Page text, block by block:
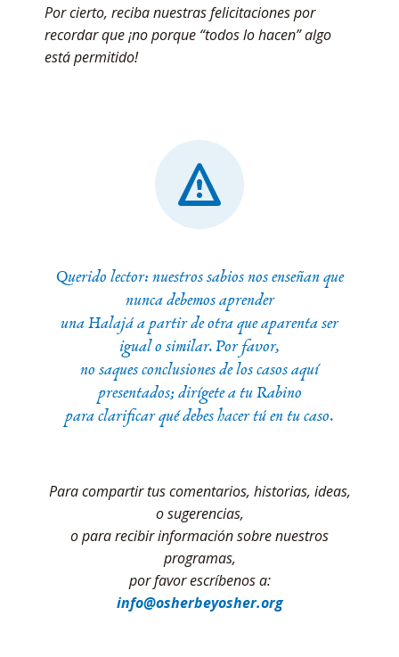
Por cierto, reciba nuestras felicitaciones por
recordar que ¡no porque “todos lo hacen” algo
está permitido!
Querido lector: nuestros sabios nos enseñan que
nunca debemos aprender
una Halajá a partir de otra que aparenta ser
igual o similar. Por favor,
no saques conclusiones de los casos aquí
presentados; dirígete a tu Rabino
para clarificar qué debes hacer tú en tu caso.
Para compartir tus comentarios, historias, ideas,
o sugerencias,
o para recibir información sobre nuestros
programas,
por favor escríbenos a:
info@osherbeyosher.org